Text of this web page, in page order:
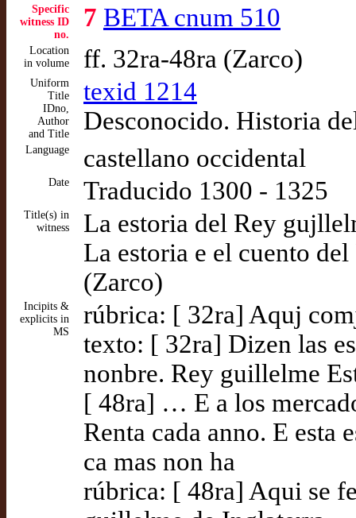
Specific
witness ID
no.
7 BETA cnum 510
Location
in volume
ff. 32ra-48ra (Zarco)
Uniform
Title
IDno,
Author
and Title
texid 1214
Desconocido. Historia
Language castellano occidental
Date Traducido 1300 - 1325
Title(s) in
witness
La estoria del Rey
La estoria e el cuento
(Zarco)
Incipits &
explicits in
MS
rúbrica: [ 32ra] Aquj
texto: [ 32ra] Dizen las
nonbre. Rey guillelme
[ 48ra] … E a los
Renta cada anno. E esta
ca mas non ha
rúbrica: [ 48ra] Aqui se